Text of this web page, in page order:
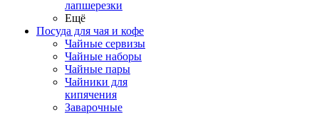
лапшерезки
Ещё
Посуда для чая и кофе
Чайные сервизы
Чайные наборы
Чайные пары
Чайники для
кипячения
Заварочные